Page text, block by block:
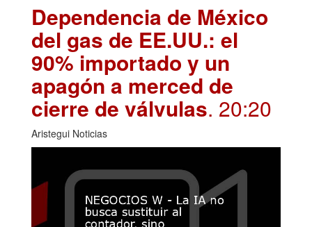
Dependencia de México
del gas de EE.UU.: el
90% importado y un
apagón a merced de
cierre de válvulas. 20:20
Aristegui Noticias